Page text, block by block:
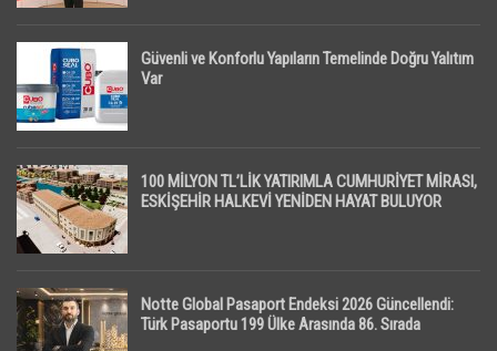
Güvenli ve Konforlu Yapıların Temelinde Doğru Yalıtım
Var
100 MİLYON TL’LİK YATIRIMLA CUMHURİYET MİRASI,
ESKİŞEHİR HALKEVİ YENİDEN HAYAT BULUYOR
Notte Global Pasaport Endeksi 2026 Güncellendi:
Türk Pasaportu 199 Ülke Arasında 86. Sırada